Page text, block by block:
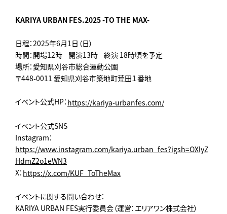
KARIYA URBAN FES.2025 -TO THE MAX-
日程：2025年6月1日（日）
時間：開場12時 開演13時 終演 18時頃を予定
場所：愛知県刈谷市総合運動公園
〒448-0011 愛知県刈谷市築地町荒田１番地
イベント公式HP： https://kariya-urbanfes.com/
イベント公式SNS
Instagram：
https://www.instagram.com/kariya.urban_fes?igsh=OXlyZ
HdmZ2o1eWN3
X： https://x.com/KUF_ToTheMax
イベントに関する問い合わせ：
KARIYA URBAN FES実行委員会（運営：エリアワン株式会社）